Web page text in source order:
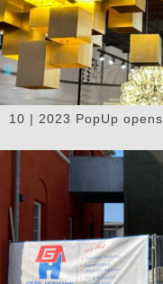
10 | 2023 PopUp opens